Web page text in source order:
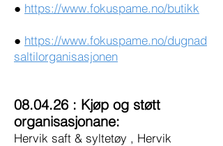
● https://www.fokuspame.no/butikk
● https://www.fokuspame.no/dugnad
saltilorganisasjonen
08.04.26 : Kjøp og støtt
organisasjonane:
Hervik saft & syltetøy , Hervik